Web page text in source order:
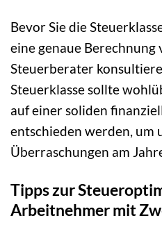
Bevor Sie die
eine genaue
Steuerberater
Steuerklasse sollte
auf einer soliden
entschieden werden, um
Überraschungen am
Tipps zur
Arbeitnehmer mit